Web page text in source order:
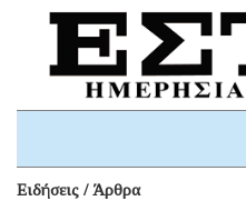
Ειδήσεις / Άρθρα